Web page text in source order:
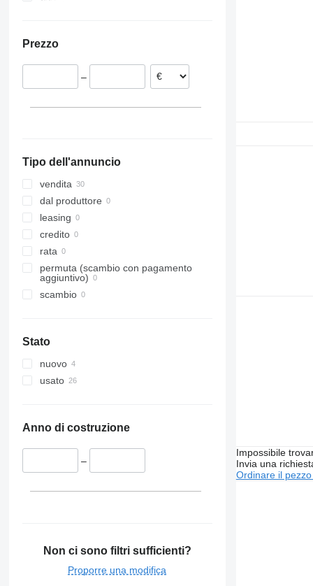
Prezzo
–
Tipo dell'annuncio
vendita
dal produttore
leasing
credito
rata
permuta (scambio con pagamento
aggiuntivo)
scambio
Stato
nuovo
usato
Anno di costruzione
–
Non ci sono filtri sufficienti?
Proporre una modifica
Impossibile
Invia una
Ordinare il